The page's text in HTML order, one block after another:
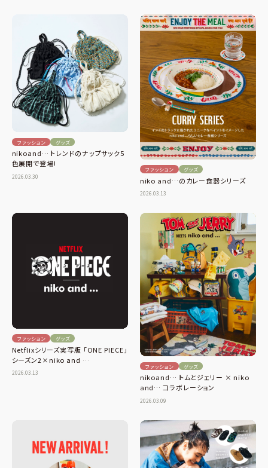
ファッション グッズ
nikoand… トレンドのナップサック5
色展開で登場!
2026.03.30
ファッション グッズ
niko and…のカレー食器シリーズ
2026.03.13
ファッション グッズ
Netflixシリーズ実写版 「ONE PIECE」
シーズン2×niko and …
2026.03.13
ファッション グッズ
nikoand… トムとジェリー × niko
and… コラボレーション
2026.03.09